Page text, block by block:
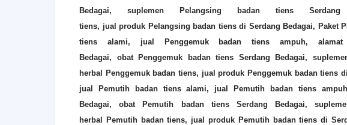
Bedagai, suplemen Pelangsing badan tiens
tiens, jual produk Pelangsing badan tiens di Serdang Bedagai, Paket
tiens alami, jual
Penggemukbadan tiens ampuh,
Bedagai, obat Penggemuk badan tiens Serdang Bedagai,
herbal
Penggemukbadan tiens, jual produk Penggemuk badan tiens di
jual
Pemutihbadan tiens alami, jual Pemutih badan tiens
Bedagai, obat Pemutih badan tiens Serdang Bedagai,
herbal
Pemutihbadan tiens, jual produk Pemutihbadan tiens di